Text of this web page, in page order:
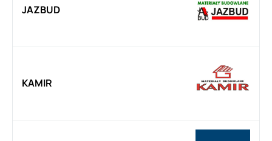
JAZBUD
KAMIR